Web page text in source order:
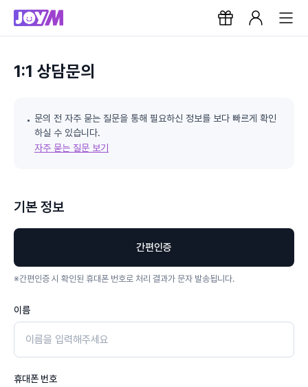
1:1 상담문의
문의 전 자주 묻는 질문을 통해 필요하신 정보를 보다 빠르게 확인
하실 수 있습니다.
자주 묻는 질문 보기
기본 정보
간편인증
※간편인증 시 확인된 휴대폰 번호로 처리 결과가 문자 발송됩니다.
이름
휴대폰 번호